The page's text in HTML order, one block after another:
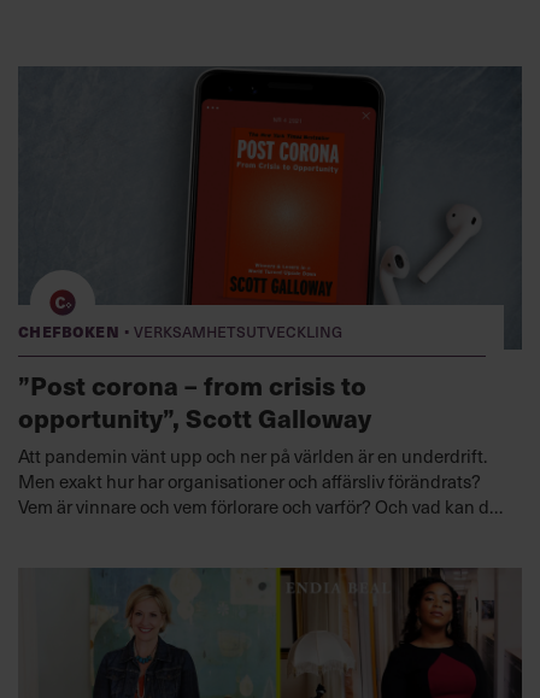
Chefboken ·Verksamhetsutveckling
”Post corona – from crisis to
opportunity”, Scott Galloway
Att pandemin vänt upp och ner på världen är en underdrift.
Men exakt hur har organisationer och affärsliv förändrats?
Vem är vinnare och vem förlorare och varför? Och vad kan du